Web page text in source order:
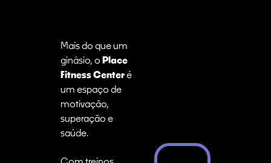
Mais do que um
ginásio, o Place
Fitness Centeré
um espaço de
motivação,
superação e
saúde.